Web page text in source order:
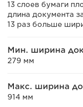
13 слоев бумаги
длина документа
13 раз больше
Мин. ширина
279 мм
Макс. ширина
914 мм